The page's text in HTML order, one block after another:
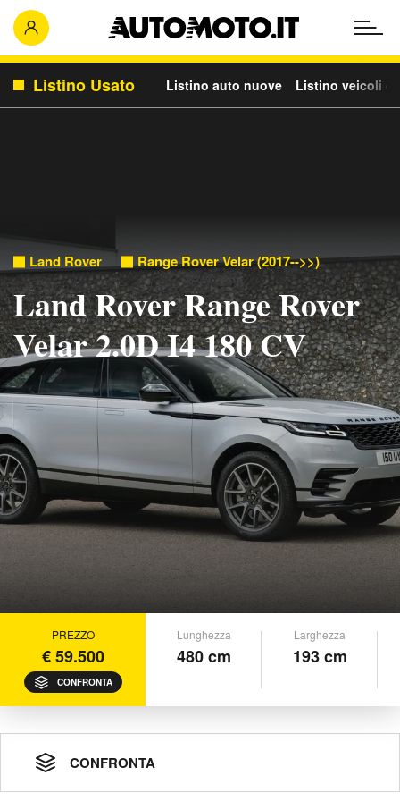
Listino Usato Listino auto nuove Listino veicoli
Land Rover Range Rover Velar (2017-->>)
Land Rover Range Rover
Velar 2.0D I4 180 CV
PREZZO
€ 59.500
CONFRONTA
Lunghezza
480 cm
Larghezza
193 cm
CONFRONTA